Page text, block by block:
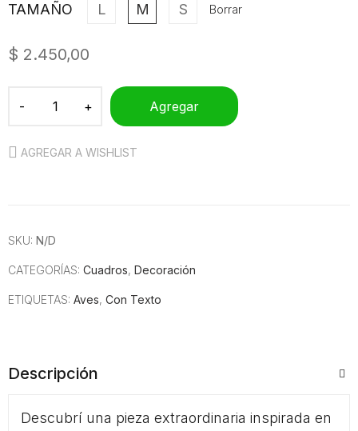
TAMAÑO L M S Borrar
$ 2.450,00
Agregar
AGREGAR A WISHLIST
SKU: N/D
CATEGORÍAS: Cuadros, Decoración
ETIQUETAS: Aves, Con Texto
Descripción
Descubrí una pieza extraordinaria inspirada en